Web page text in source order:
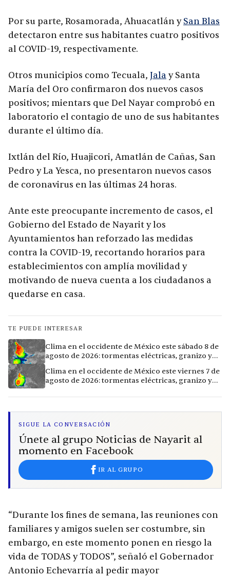
Por su parte, Rosamorada, Ahuacatlán ySan Blas
detectaron entre sus habitantes cuatro positivos
al COVID-19, respectivamente.
Otros municipios como Tecuala, Jala y Santa
María del Oro confirmaron dos nuevos casos
positivos; mientars que Del Nayar comprobó en
laboratorio el contagio de uno de sus habitantes
durante el último día.
Ixtlán del Río, Huajicori, Amatlán de Cañas, San
Pedro y La Yesca, no presentaron nuevos casos
de coronavirus en las últimas 24 horas.
Ante este preocupante incremento de casos, el
Gobierno del Estado de Nayarit y los
Ayuntamientos han reforzado las medidas
contra la COVID-19, recortando horarios para
establecimientos con amplía movilidad y
motivando de nueva cuenta a los ciudadanos a
quedarse en casa.
TE PUEDE INTERESAR
Clima en el occidente de México este sábado 8 de
agosto de 2026: tormentas eléctricas, granizo y
Clima en el occidente de México este viernes 7 de
agosto de 2026: tormentas eléctricas, granizo y
SIGUE LA CONVERSACIÓN
Únete al grupo Noticias de Nayarit al
momento en Facebook
IR AL GRUPO
“Durante los fines de semana, las reuniones con
familiares y amigos suelen ser costumbre, sin
embargo, en este momento ponen en riesgo la
vida de TODAS y TODOS”, señaló el Gobernador
Antonio Echevarría al pedir mayor